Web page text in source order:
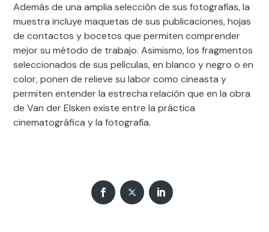
Además de una amplia selección de sus fotografías, la
muestra incluye maquetas de sus publicaciones, hojas
de contactos y bocetos que permiten comprender
mejor su método de trabajo. Asimismo, los fragmentos
seleccionados de sus películas, en blanco y negro o en
color, ponen de relieve su labor como cineasta y
permiten entender la estrecha relación que en la obra
de Van der Elsken existe entre la práctica
cinematográfica y la fotografía.